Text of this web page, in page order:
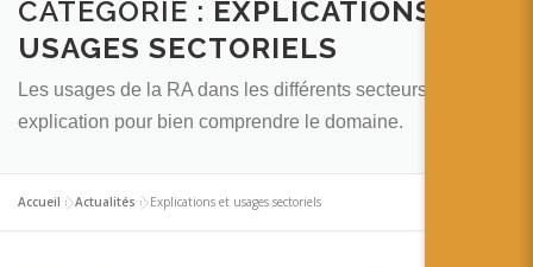
SERVICES RA’PRO ACTUALITÉ DE LA RA
CATÉGORIE : EXPLICATIONS ET
USAGES SECTORIELS
Les usages de la RA dans les différents secteurs et les
explication pour bien comprendre le domaine.
Accueil »Actualités »Explications et usages sectoriels